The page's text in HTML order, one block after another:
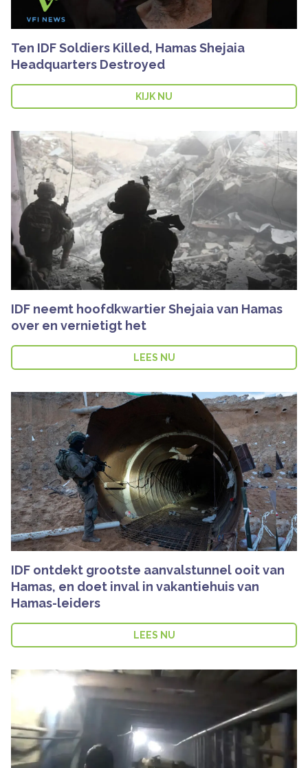
Ten IDF Soldiers Killed, Hamas Shejaia
Headquarters Destroyed
KIJK NU
IDF neemt hoofdkwartier Shejaia van Hamas
over en vernietigt het
LEES NU
IDF ontdekt grootste aanvalstunnel ooit van
Hamas, en doet inval in vakantiehuis van
Hamas-leiders
LEES NU